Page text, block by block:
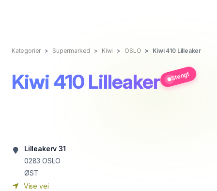
Kategorier Supermarked Kiwi OSLO Kiwi 410 Lilleaker
Kiwi 410 Lilleaker Stengt
Lilleakerv 31
0283 OSLO
ØST
Vise vei